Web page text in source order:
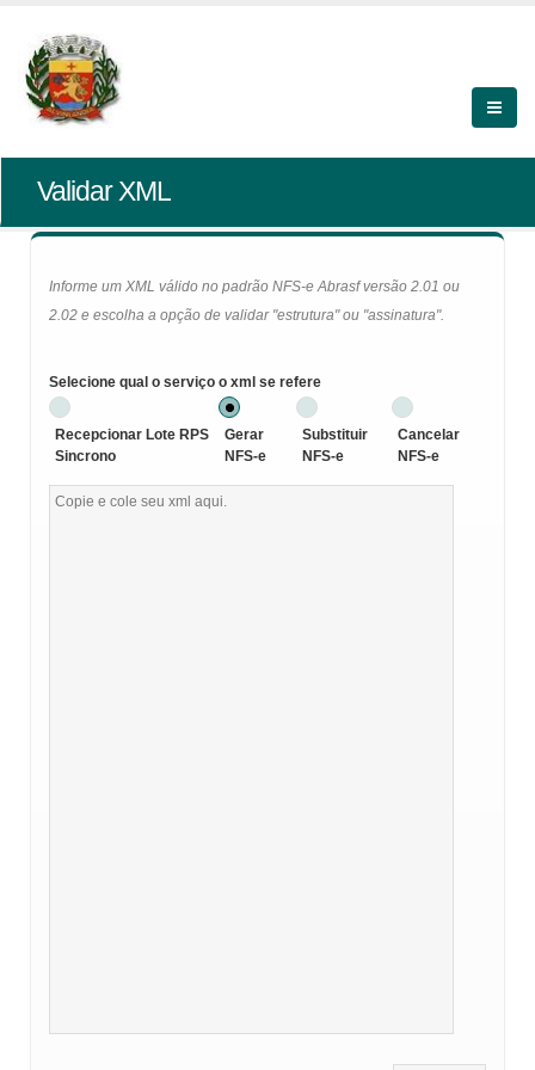
Validar XML
Informe um XML válido no padrão NFS-e Abrasf versão 2.01 ou
2.02 e escolha a opção de validar "estrutura" ou "assinatura".
Selecione qual o serviço o xml se refere
Recepcionar Lote RPS
Sincrono
Gerar
NFS-e
Substituir
NFS-e
Cancelar
NFS-e